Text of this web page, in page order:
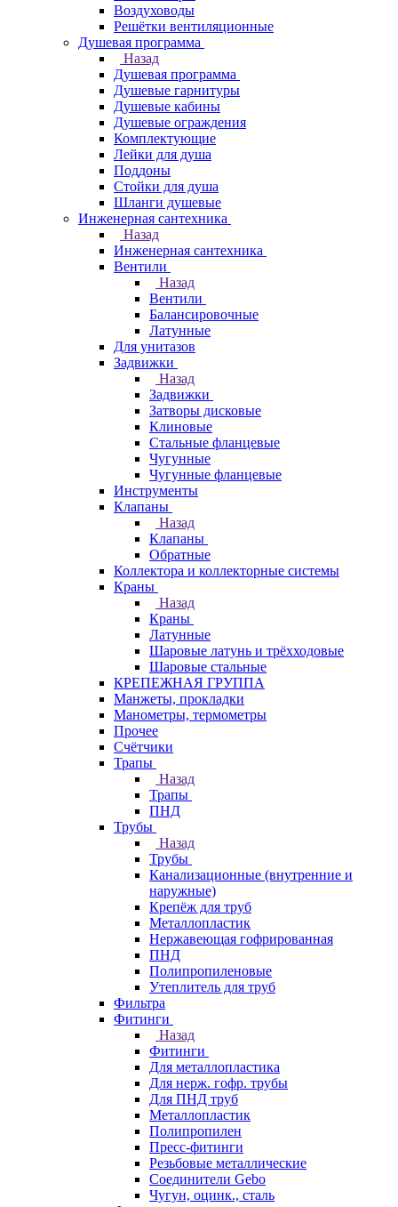
Воздуховоды
Решётки вентиляционные
Душевая программа
Назад
Душевая программа
Душевые гарнитуры
Душевые кабины
Душевые ограждения
Комплектующие
Лейки для душа
Поддоны
Стойки для душа
Шланги душевые
Инженерная сантехника
Назад
Инженерная сантехника
Вентили
Назад
Вентили
Балансировочные
Латунные
Для унитазов
Задвижки
Назад
Задвижки
Затворы дисковые
Клиновые
Стальные фланцевые
Чугунные
Чугунные фланцевые
Инструменты
Клапаны
Назад
Клапаны
Обратные
Коллектора и коллекторные системы
Краны
Назад
Краны
Латунные
Шаровые латунь и трёхходовые
Шаровые стальные
КРЕПЕЖНАЯ ГРУППА
Манжеты, прокладки
Манометры, термометры
Прочее
Счётчики
Трапы
Назад
Трапы
ПНД
Трубы
Назад
Трубы
Канализационные (внутренние и
наружные)
Крепёж для труб
Металлопластик
Нержавеющая гофрированная
ПНД
Полипропиленовые
Утеплитель для труб
Фильтра
Фитинги
Назад
Фитинги
Для металлопластика
Для нерж. гофр. трубы
Для ПНД труб
Металлопластик
Полипропилен
Пресс-фитинги
Резьбовые металлические
Соединители Gebo
Чугун, оцинк., сталь